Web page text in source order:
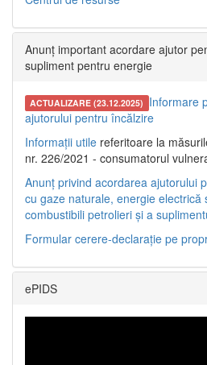
Anunț important acordare ajutor
supliment pentru energie
ACTUALIZARE (23.12.2025) Informare
ajutorului pentru încălzire
Informații utile referitoare la
nr. 226/2021 - consumatorul
Anunț privind acordarea ajutorului
cu gaze naturale, energie electrică
combustibili petrolieri și a
Formular cerere-declarație pe
ePIDS